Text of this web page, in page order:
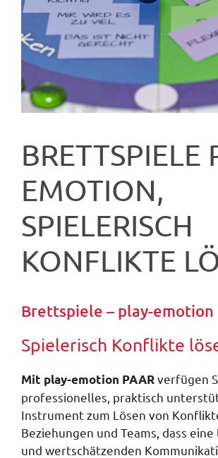
BRETTSPIELE
EMOTION,
SPIELERISCH
KONFLIKTE
Brettspiele – play-emotion
Spielerisch Konflikte
Mit play-emotion PAARverfügen
professionelles, praktisch
Instrument zum Lösen von
Beziehungen und Teams, dass
und wertschätzenden